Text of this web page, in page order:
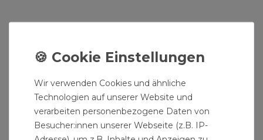
Wir verwenden Cookies und ähnliche
Technologien auf unserer Website und
verarbeiten personenbezogene Daten von
Besucher:innen unserer Webseite (z.B. IP-